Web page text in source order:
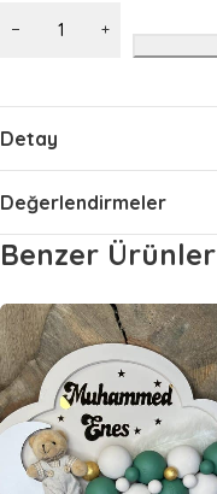
Detay
Değerlendirmeler
Benzer Ürünler